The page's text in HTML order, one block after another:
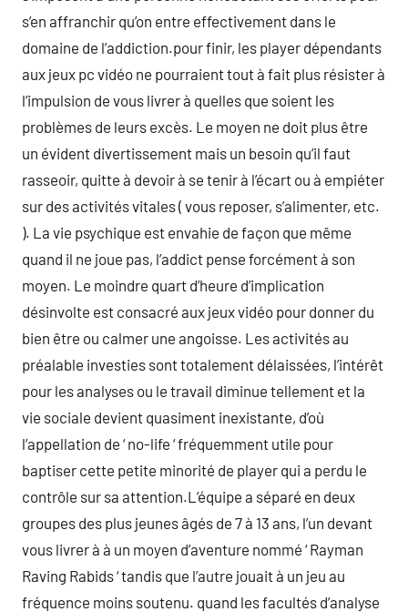
s’en affranchir qu’on entre effectivement dans le
domaine de l’addiction.pour finir, les player dépendants
aux jeux pc vidéo ne pourraient tout à fait plus résister à
l’impulsion de vous livrer à quelles que soient les
problèmes de leurs excès. Le moyen ne doit plus être
un évident divertissement mais un besoin qu’il faut
rasseoir, quitte à devoir à se tenir à l’écart ou à empiéter
sur des activités vitales ( vous reposer, s’alimenter, etc.
). La vie psychique est envahie de façon que même
quand il ne joue pas, l’addict pense forcément à son
moyen. Le moindre quart d’heure d’implication
désinvolte est consacré aux jeux vidéo pour donner du
bien être ou calmer une angoisse. Les activités au
préalable investies sont totalement délaissées, l’intérêt
pour les analyses ou le travail diminue tellement et la
vie sociale devient quasiment inexistante, d’où
l’appellation de ‘ no-life ‘ fréquemment utile pour
baptiser cette petite minorité de player qui a perdu le
contrôle sur sa attention.L’équipe a séparé en deux
groupes des plus jeunes âgés de 7 à 13 ans, l’un devant
vous livrer à à un moyen d’aventure nommé ‘ Rayman
Raving Rabids ‘ tandis que l’autre jouait à un jeu au
fréquence moins soutenu. quand les facultés d’analyse